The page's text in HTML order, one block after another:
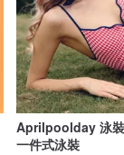
Aprilpoolday 泳
一件式泳裝